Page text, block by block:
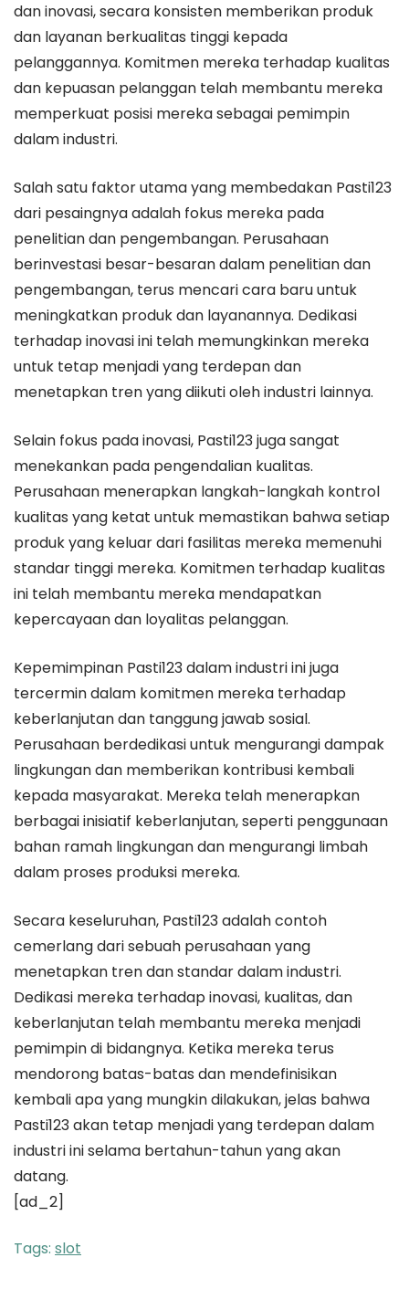
dan inovasi, secara konsisten memberikan produk
dan layanan berkualitas tinggi kepada
pelanggannya. Komitmen mereka terhadap kualitas
dan kepuasan pelanggan telah membantu mereka
memperkuat posisi mereka sebagai pemimpin
dalam industri.
Salah satu faktor utama yang membedakan Pasti123
dari pesaingnya adalah fokus mereka pada
penelitian dan pengembangan. Perusahaan
berinvestasi besar-besaran dalam penelitian dan
pengembangan, terus mencari cara baru untuk
meningkatkan produk dan layanannya. Dedikasi
terhadap inovasi ini telah memungkinkan mereka
untuk tetap menjadi yang terdepan dan
menetapkan tren yang diikuti oleh industri lainnya.
Selain fokus pada inovasi, Pasti123 juga sangat
menekankan pada pengendalian kualitas.
Perusahaan menerapkan langkah-langkah kontrol
kualitas yang ketat untuk memastikan bahwa setiap
produk yang keluar dari fasilitas mereka memenuhi
standar tinggi mereka. Komitmen terhadap kualitas
ini telah membantu mereka mendapatkan
kepercayaan dan loyalitas pelanggan.
Kepemimpinan Pasti123 dalam industri ini juga
tercermin dalam komitmen mereka terhadap
keberlanjutan dan tanggung jawab sosial.
Perusahaan berdedikasi untuk mengurangi dampak
lingkungan dan memberikan kontribusi kembali
kepada masyarakat. Mereka telah menerapkan
berbagai inisiatif keberlanjutan, seperti penggunaan
bahan ramah lingkungan dan mengurangi limbah
dalam proses produksi mereka.
Secara keseluruhan, Pasti123 adalah contoh
cemerlang dari sebuah perusahaan yang
menetapkan tren dan standar dalam industri.
Dedikasi mereka terhadap inovasi, kualitas, dan
keberlanjutan telah membantu mereka menjadi
pemimpin di bidangnya. Ketika mereka terus
mendorong batas-batas dan mendefinisikan
kembali apa yang mungkin dilakukan, jelas bahwa
Pasti123 akan tetap menjadi yang terdepan dalam
industri ini selama bertahun-tahun yang akan
datang.
[ad_2]
Tags: slot